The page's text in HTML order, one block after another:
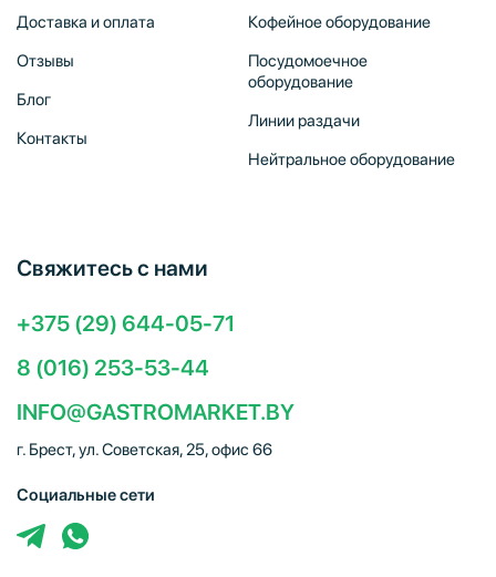
Доставка и оплата
Отзывы
Блог
Контакты
Кофейное оборудование
Посудомоечное
оборудование
Линии раздачи
Нейтральное оборудование
Свяжитесь с нами
+375 (29) 644-05-71
8 (016) 253-53-44
INFO@GASTROMARKET.BY
г. Брест, ул. Советская, 25, офис 66
Социальные сети